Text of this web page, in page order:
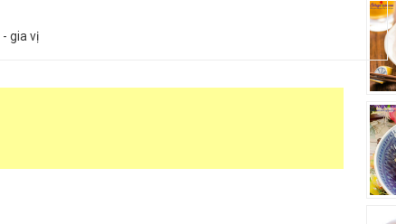
- gia vị